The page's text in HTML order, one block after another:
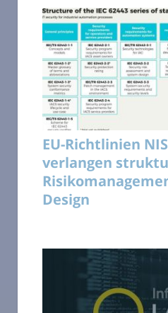
EU-Richtlinien
verlangen
Design